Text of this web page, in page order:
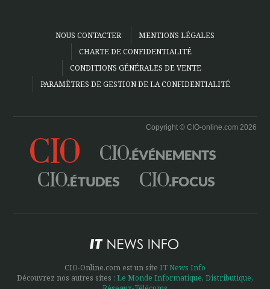
NOUS CONTACTER
MENTIONS LÉGALES
CHARTE DE CONFIDENTIALITÉ
CONDITIONS GÉNÉRALES DE VENTE
PARAMÈTRES DE GESTION DE LA CONFIDENTIALITÉ
Copyright © CIO-online.com 2026
CIO-Online.com est un site IT News Info
Découvrez nos autres sites : Le Monde Informatique, Distributique,